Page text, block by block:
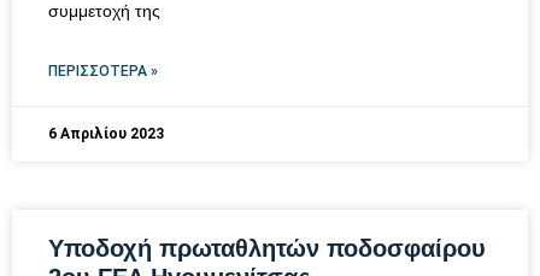
συμμετοχή της
ΠΕΡΙΣΣΌΤΕΡΑ »
6 Απριλίου 2023
Υποδοχή πρωταθλητών ποδοσφαίρου